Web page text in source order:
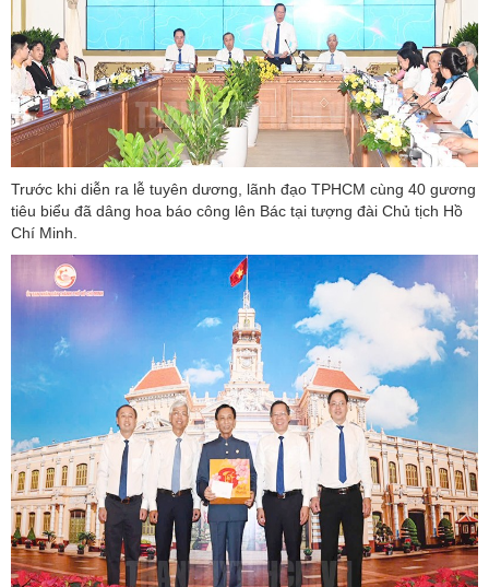
Trước khi diễn ra lễ tuyên dương, lãnh đạo TPHCM cùng 40 gương
tiêu biểu đã dâng hoa báo công lên Bác tại tượng đài Chủ tịch Hồ
Chí Minh.